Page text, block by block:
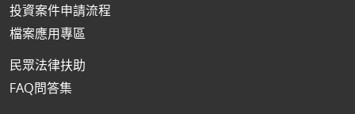
投資案件申請流程
檔案應用專區
民眾法律扶助
FAQ問答集